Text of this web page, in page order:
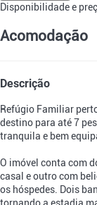
Disponibilidade e
Acomodação
Descrição
Refúgio Familiar
destino para até 7
tranquila e bem
O imóvel conta com
casal e outro com
os hóspedes. Dois